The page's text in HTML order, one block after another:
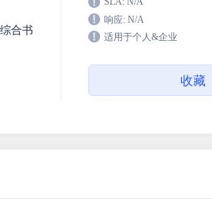
合书
响应: N/A
适用于个人&企业
收藏